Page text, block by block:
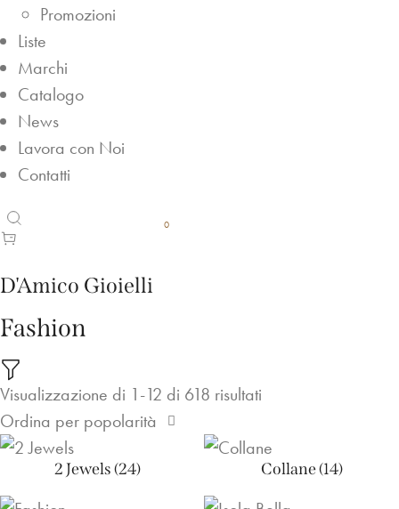
Promozioni
Liste
Marchi
Catalogo
News
Lavora con Noi
Contatti
0
D'Amico Gioielli
Fashion
Visualizzazione di 1-12 di 618 risultati
Ordina per popolarità
2 Jewels(24) Collane(14)